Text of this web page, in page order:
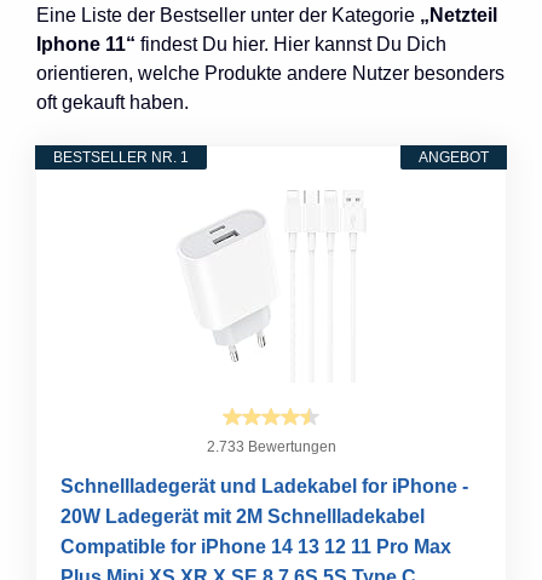
Eine Liste der Bestseller unter der Kategorie „Netzteil
Iphone 11“ findest Du hier. Hier kannst Du Dich
orientieren, welche Produkte andere Nutzer besonders
oft gekauft haben.
ANGEBOT
BESTSELLER NR. 1
2.733 Bewertungen
Schnellladegerät und Ladekabel for iPhone -
20W Ladegerät mit 2M Schnellladekabel
Compatible for iPhone 14 13 12 11 Pro Max